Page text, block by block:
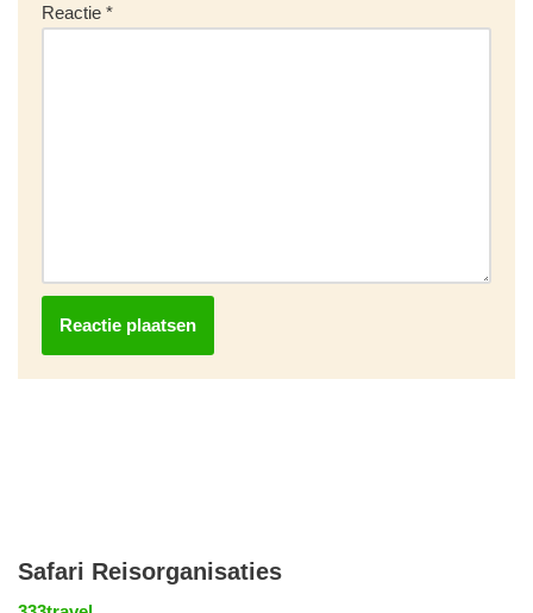
Reactie *
Safari Reisorganisaties